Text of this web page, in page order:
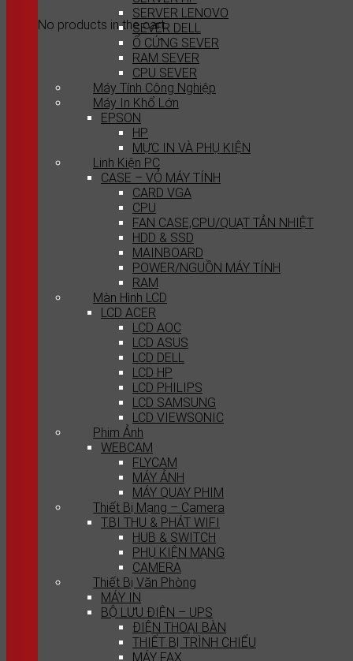
No products in the cart.
SERVER LENOVO
SEVER DELL
Ổ CỨNG SEVER
RAM SEVER
CPU SEVER
Máy Tính Công Nghiệp
Máy In Khổ Lớn
EPSON
HP
MỰC IN VÀ PHỤ KIỆN
Linh Kiện PC
CASE – VỎ MÁY TÍNH
CARD VGA
CPU
FAN CASE,CPU/QUẠT TẢN NHIỆT
HDD & SSD
MAINBOARD
POWER/NGUỒN MÁY TÍNH
RAM
Màn Hình LCD
LCD ACER
LCD AOC
LCD ASUS
LCD DELL
LCD HP
LCD PHILIPS
LCD SAMSUNG
LCD VIEWSONIC
Phim Ảnh
WEBCAM
FLYCAM
MÁY ẢNH
MÁY QUAY PHIM
Thiết Bị Mạng – Camera
T.BI THU & PHÁT WIFI
HUB & SWITCH
PHỤ KIỆN MẠNG
CAMERA
Thiết Bị Văn Phòng
MÁY IN
BỘ LƯU ĐIỆN – UPS
ĐIỆN THOẠI BÀN
THIẾT BỊ TRÌNH CHIẾU
MÁY FAX